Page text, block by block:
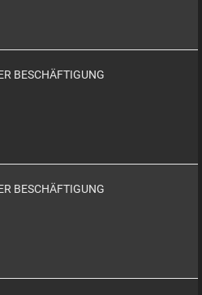
BESCHÄFTIGUNG
BESCHÄFTIGUNG